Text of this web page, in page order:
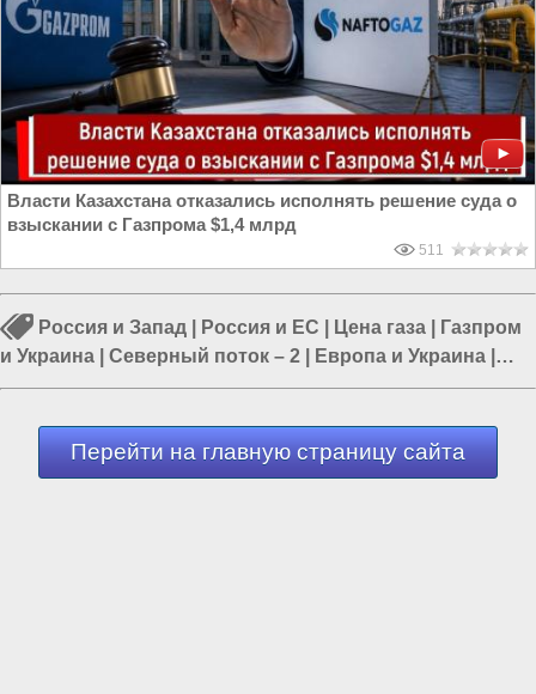
Власти Казахстана отказались исполнять решение суда о
взыскании с Газпрома $1,4 млрд
511
Россия и Запад Россия и ЕС Цена газа
Газпром
и Украина
Северный поток – 2 Европа и Украина
Россия и Украина
Перейти на главную страницу сайта